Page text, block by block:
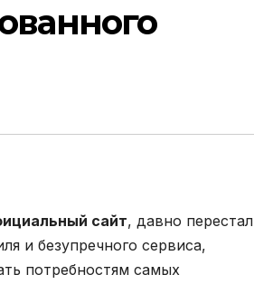
сайт, давно перестал
и безупречного сервиса,
потребностям самых